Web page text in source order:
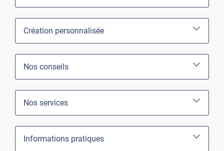
Création personnalisée
Nos conseils
Nos services
Informations pratiques